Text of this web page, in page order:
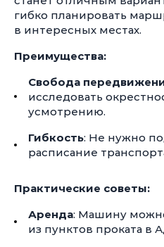
гибко планировать
в интересных местах.
Преимущества:
Свобода
исследовать
усмотрению.
Гибкость: Не нужно
расписание
Практические советы:
Аренда: Машину
из пунктов проката в